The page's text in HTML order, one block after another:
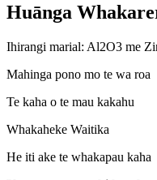
Huānga
Ihirangi marial: Al2O3 me
Mahinga pono mo te wa roa
Te kaha o te mau kakahu
Whakaheke Waitika
He iti ake te whakapau kaha